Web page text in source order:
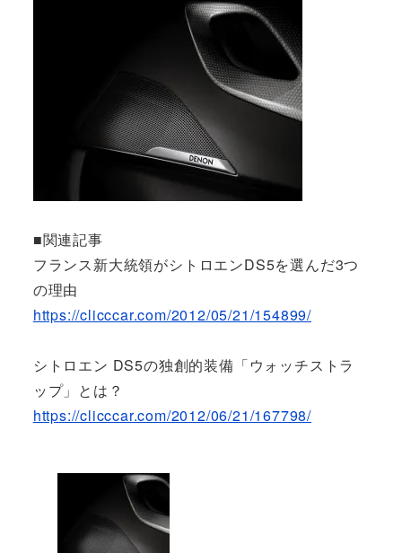
■関連記事
フランス新大統領がシトロエンDS5を選んだ3つ
の理由
https://clicccar.com/2012/05/21/154899/
シトロエン DS5の独創的装備「ウォッチストラ
ップ」とは？
https://clicccar.com/2012/06/21/167798/